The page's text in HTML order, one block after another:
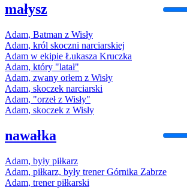
małysz
Adam, Batman z Wisły
Adam, król skoczni narciarskiej
Adam w ekipie Łukasza Kruczka
Adam, który "latał"
Adam, zwany orłem z Wisły
Adam, skoczek narciarski
Adam, "orzeł z Wisły"
Adam, skoczek z Wisły
nawałka
Adam, były piłkarz
Adam, piłkarz, były trener Górnika Zabrze
Adam, trener piłkarski